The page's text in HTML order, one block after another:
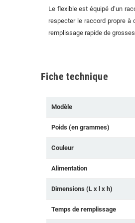
Le flexible est équipé d’un
respecter le raccord propre à
remplissage rapide de
Fiche technique
Modèle
Poids (en grammes)
Couleur
Alimentation
Dimensions (L x l x h)
Temps de remplissage